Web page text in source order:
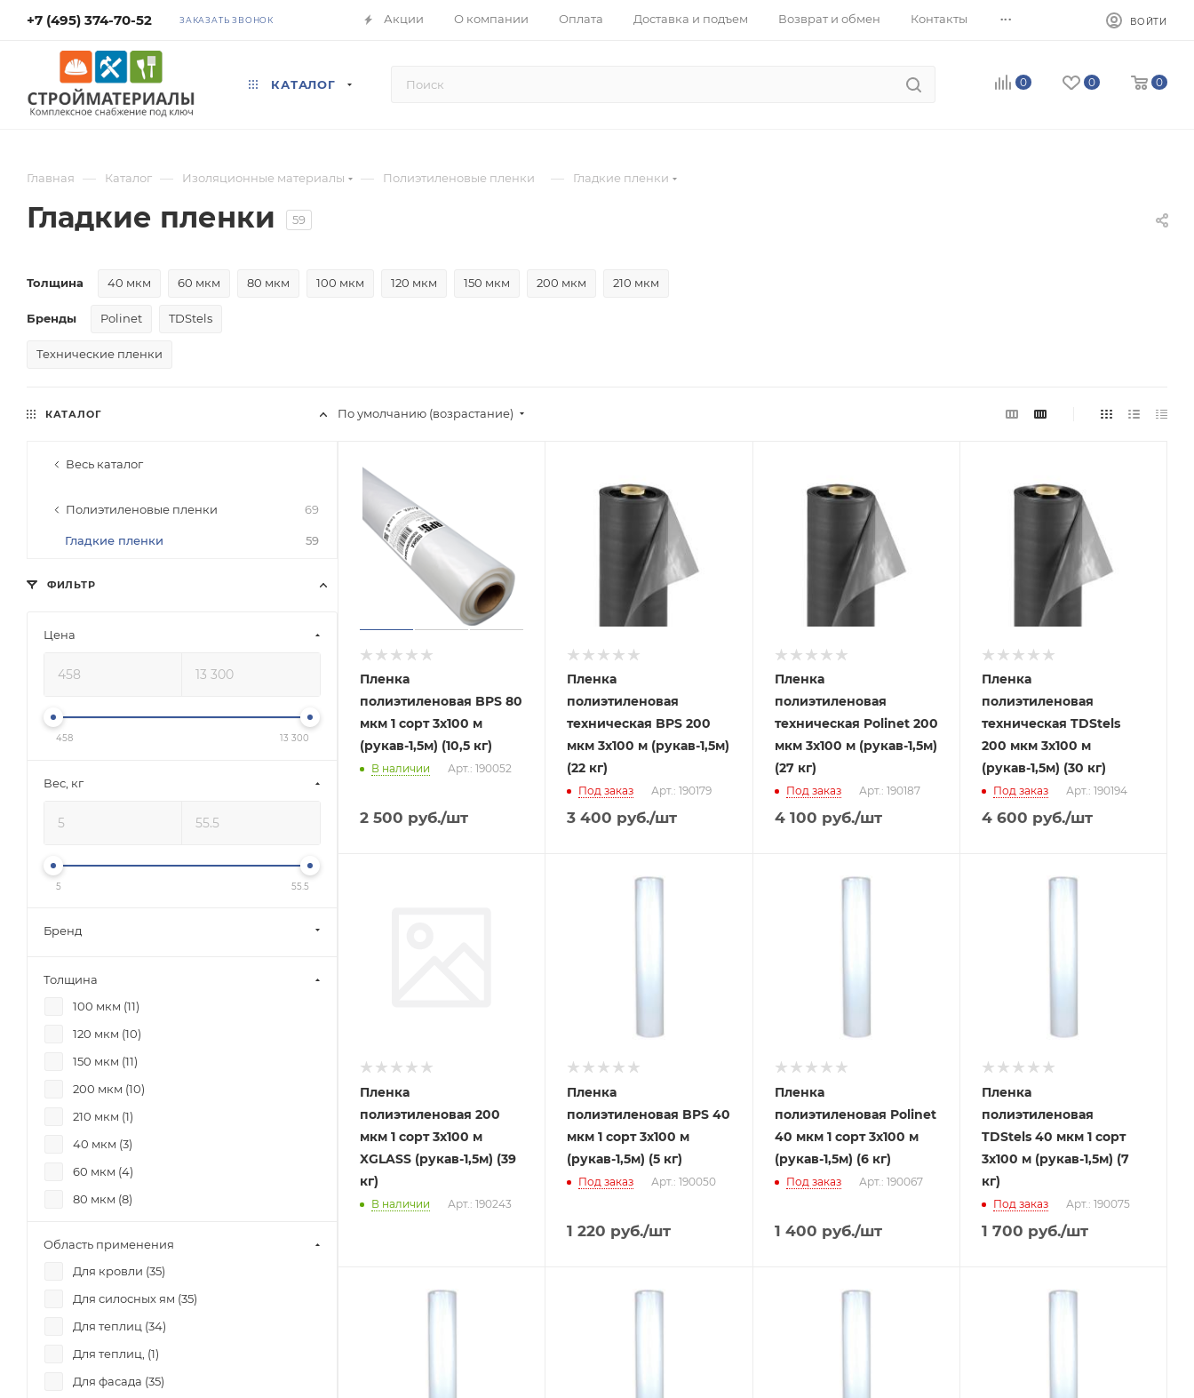
+7 (495) 374-70-52 ЗАКАЗАТЬ ЗВОНОК Акции О компании Оплата Доставка и подъем Возврат и обмен Контакты ... ВОЙТИ
КАТАЛОГ 0 0 0
Главная — Каталог — Изоляционные материалы — Полиэтиленовые пленки — Гладкие пленки
Гладкие пленки 59
Толщина 40 мкм 60 мкм 80 мкм 100 мкм 120 мкм 150 мкм 200 мкм 210 мкм
Бренды Polinet TDStels
Технические пленки
По умолчанию (возрастание)
Пленка
полиэтиленовая BPS 80
мкм 1 сорт 3x100 м
(рукав-1,5м) (10,5 кг)
В наличии Арт.: 190052
2 500 руб./шт
Пленка
полиэтиленовая
техническая BPS 200
мкм 3x100 м (рукав-1,5м)
(22 кг)
Под заказ Арт.: 190179
3 400 руб./шт
Пленка
полиэтиленовая
техническая Polinet 200
мкм 3x100 м (рукав-1,5м)
(27 кг)
Под заказ Арт.: 190187
4 100 руб./шт
Пленка
полиэтиленовая
техническая TDStels
200 мкм 3x100 м
(рукав-1,5м) (30 кг)
Под заказ Арт.: 190194
4 600 руб./шт
Пленка
полиэтиленовая 200
мкм 1 сорт 3x100 м
XGLASS (рукав-1,5м) (39
кг)
В наличии Арт.: 190243
Пленка
полиэтиленовая BPS 40
мкм 1 сорт 3x100 м
(рукав-1,5м) (5 кг)
Под заказ Арт.: 190050
1 220 руб./шт
Пленка
полиэтиленовая Polinet
40 мкм 1 сорт 3x100 м
(рукав-1,5м) (6 кг)
Под заказ Арт.: 190067
1 400 руб./шт
Пленка
полиэтиленовая
TDStels 40 мкм 1 сорт
3x100 м (рукав-1,5м) (7
кг)
Под заказ Арт.: 190075
1 700 руб./шт
КАТАЛОГ
Весь каталог
Полиэтиленовые пленки 69
Гладкие пленки 59
ФИЛЬТР
Цена
458 13 300
Вес, кг
5 55.5
Бренд
Толщина
100 мкм (11)
120 мкм (10)
150 мкм (11)
200 мкм (10)
210 мкм (1)
40 мкм (3)
60 мкм (4)
80 мкм (8)
Область применения
Для кровли (35)
Для силосных ям (35)
Для теплиц (34)
Для теплиц, (1)
Для фасада (35)